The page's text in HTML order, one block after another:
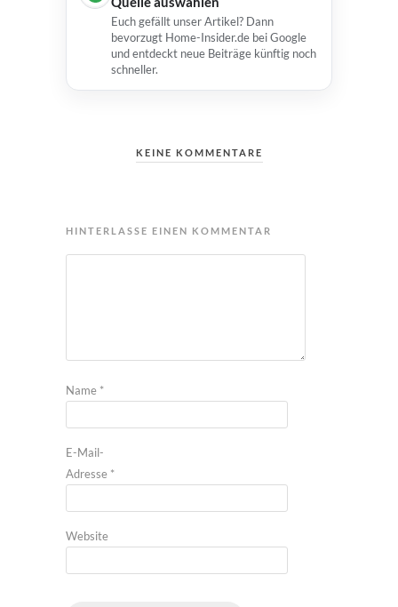
Euch gefällt unser Artikel? Dann
bevorzugt Home-Insider.de bei Google
und entdeckt neue Beiträge künftig noch
schneller.
KEINE KOMMENTARE
HINTERLASSE EINEN KOMMENTAR
Name *
E-Mail-
Adresse *
Website